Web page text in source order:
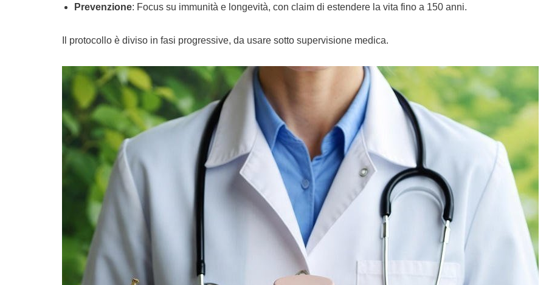
Prevenzione: Focus su immunità e longevità, con claim di estendere la vita fino a 150 anni.
Il protocollo è diviso in fasi progressive, da usare sotto supervisione medica.